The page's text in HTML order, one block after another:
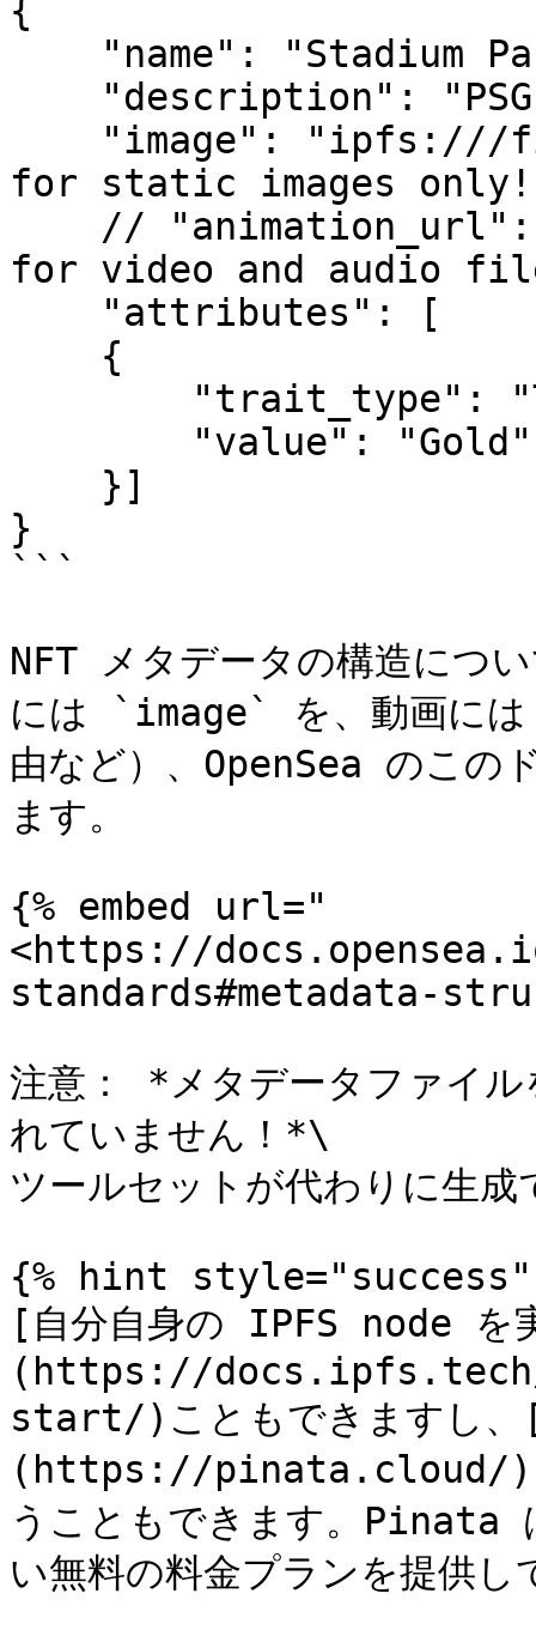
{
for static images only!
for video and audio
}
```
NFT メタデータの構造につ
には `image` を、動画に
由など）、OpenSea のこの
ます。
{% embed url="
<https://
standards#metadata-
注意： *メタデータファイル
れていません！*\
ツールセットが代わりに生成
{% hint style="success"
[自分自身の IPFS node を
(https://docs.ipfs.tech/
start/)こともできますし
(https://pinata.cloud/) の
うこともできます。Pinata
い無料の料金プランを提供し